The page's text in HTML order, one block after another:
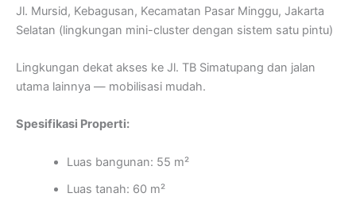
Jl. Mursid, Kebagusan, Kecamatan Pasar Minggu, Jakarta
Selatan (lingkungan mini-cluster dengan sistem satu pintu)
Lingkungan dekat akses ke Jl. TB Simatupang dan jalan
utama lainnya — mobilisasi mudah.
Spesifikasi Properti:
Luas bangunan: 55 m²
Luas tanah: 60 m²